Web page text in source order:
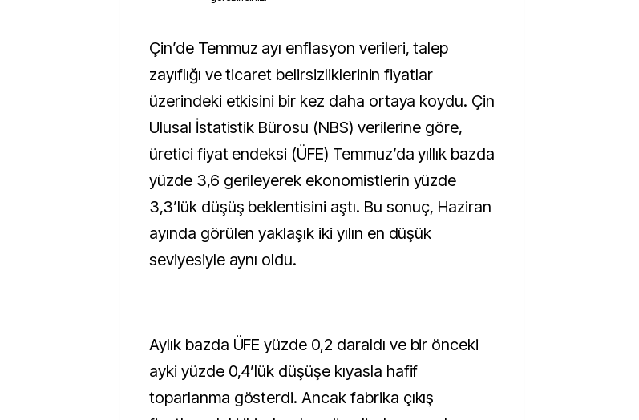
Çin’de Temmuz ayı enflasyon verileri, talep
zayıflığı ve ticaret belirsizliklerinin fiyatlar
üzerindeki etkisini bir kez daha ortaya koydu. Çin
Ulusal İstatistik Bürosu (NBS) verilerine göre,
üretici fiyat endeksi (ÜFE) Temmuz’da yıllık bazda
yüzde 3,6 gerileyerek ekonomistlerin yüzde
3,3’lük düşüş beklentisini aştı. Bu sonuç, Haziran
ayında görülen yaklaşık iki yılın en düşük
seviyesiyle aynı oldu.
Aylık bazda ÜFE yüzde 0,2 daraldı ve bir önceki
ayki yüzde 0,4’lük düşüşe kıyasla hafif
toparlanma gösterdi. Ancak fabrika çıkış